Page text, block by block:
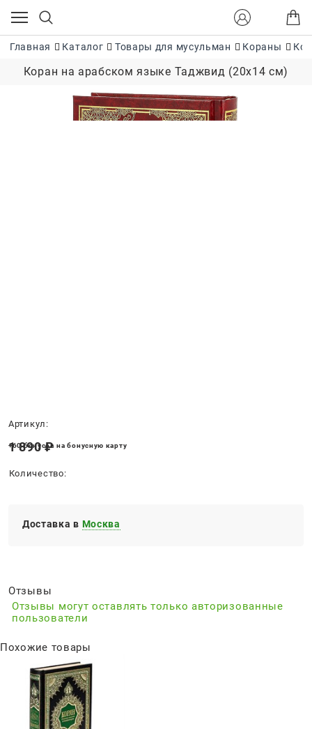
Главная Каталог Товары для мусульман Кораны
Коран на арабском языке Таджвид (20х14 см)
Артикул:
1 890 ₽
+60 бонусов на бонусную карту
Количество:
Доставка в Москва
Отзывы
Отзывы могут оставлять только авторизованные
пользователи
Похожие товары